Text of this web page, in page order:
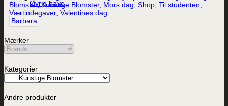
Øvrig have
Blomster,Kunstige Blomster, Mors dag, Shop, Til studenten,
Værtindegaver, Valentines dag
Barbara
Mærker
Kategorier
Andre produkter